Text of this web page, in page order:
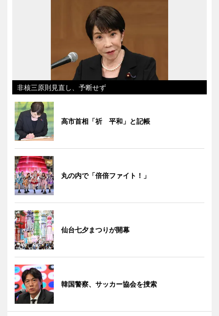
非核三原則見直し、予断せず
高市首相「祈 平和」と記帳
丸の内で「倍倍ファイト！」
仙台七夕まつりが開幕
韓国警察、サッカー協会を捜索